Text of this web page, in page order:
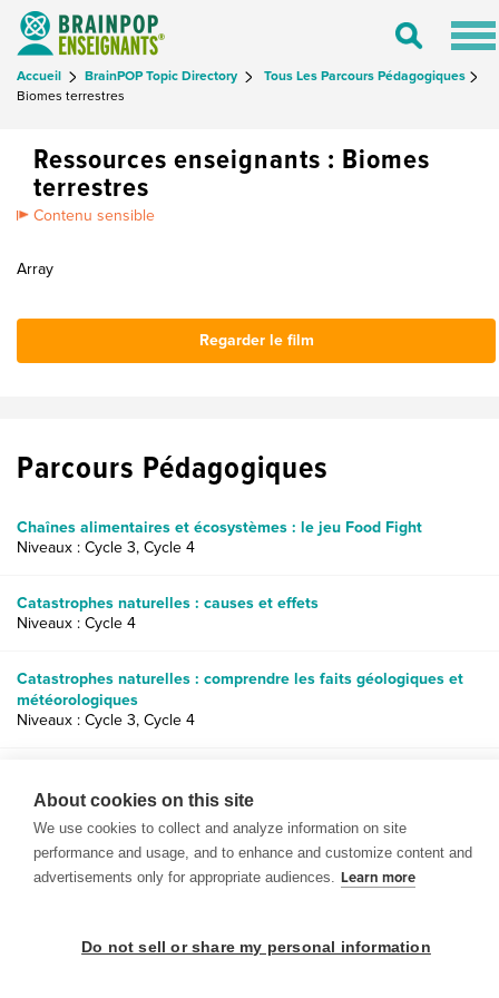
Toggle
Accueil BrainPOP Topic Directory
Tous Les Parcours Pédagogiques
Biomes terrestres
Ressources enseignants : Biomes
terrestres
Contenu sensible
Array
Regarder le film
Parcours Pédagogiques
Chaînes alimentaires et écosystèmes : le jeu Food Fight
Niveaux : Cycle 3, Cycle 4
Catastrophes naturelles : causes et effets
Niveaux : Cycle 4
Catastrophes naturelles : comprendre les faits géologiques et
météorologiques
Niveaux : Cycle 3, Cycle 4
sur l’environnement
About cookies on this site
We use cookies to collect and analyze information on site
performance and usage, and to enhance and customize content and
advertisements only for appropriate audiences. Learn more
Do not sell or share my personal information